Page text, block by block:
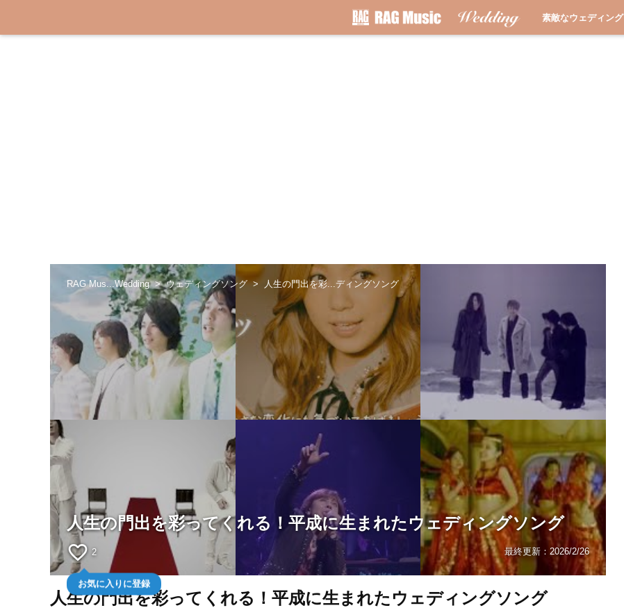
素敵なウェディング
RAG Mus...Wedding ウェディングソング 人生の門出を彩...ディングソング
人生の門出を彩ってくれる！平成に生まれたウェディングソング
favorite_border 2
お気に入りに登録
最終更新： 2026/2/26
人生の門出を彩ってくれる！平成に生まれたウェディングソング